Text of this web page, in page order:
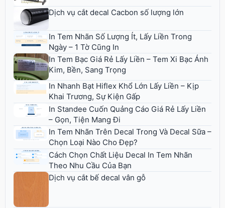
Dịch vụ cắt decal Cacbon số lượng lớn
In Tem Nhãn Số Lượng Ít, Lấy Liền Trong
Ngày – 1 Tờ Cũng In
In Tem Bạc Giá Rẻ Lấy Liền – Tem Xi Bạc Ánh
Kim, Bền, Sang Trọng
In Nhanh Bạt Hiflex Khổ Lớn Lấy Liền – Kịp
Khai Trương, Sự Kiện Gấp
In Standee Cuốn Quảng Cáo Giá Rẻ Lấy Liền
– Gọn, Tiện Mang Đi
In Tem Nhãn Trên Decal Trong Và Decal Sữa –
Chọn Loại Nào Cho Đẹp?
Cách Chọn Chất Liệu Decal In Tem Nhãn
Theo Nhu Cầu Của Bạn
Dịch vụ cắt bế decal vân gỗ